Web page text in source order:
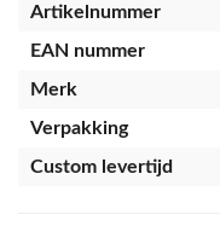
Artikelnummer
EAN nummer
Merk
Verpakking
Custom levertijd